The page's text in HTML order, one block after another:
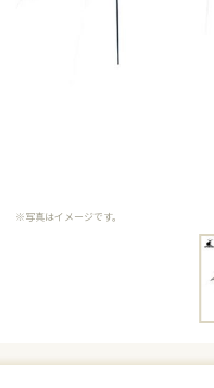
※写真はイメージです。